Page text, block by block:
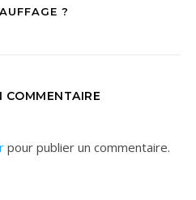
?
COMMENTAIRE
pour publier un commentaire.